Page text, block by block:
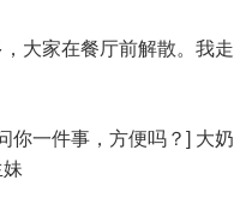
家在餐厅前解散。我走
一件事，方便吗？] 大奶